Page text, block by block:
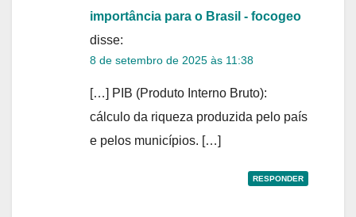
importância para o Brasil - focogeo
disse:
8 de setembro de 2025 às 11:38
[…] PIB (Produto Interno Bruto):
cálculo da riqueza produzida pelo país
e pelos municípios. […]
RESPONDER